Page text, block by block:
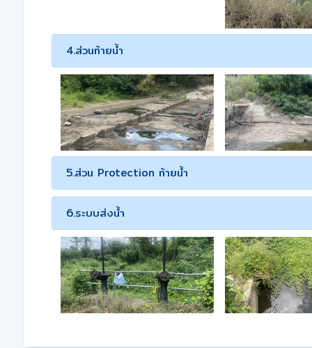
4.ส่วนท้ายน้ำ
5.ส่วน Protection ท้ายน้ำ
6.ระบบส่งน้ำ